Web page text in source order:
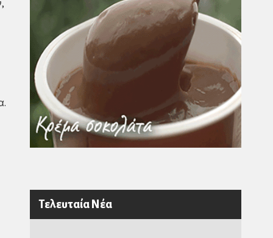
Τελευταία Νέα